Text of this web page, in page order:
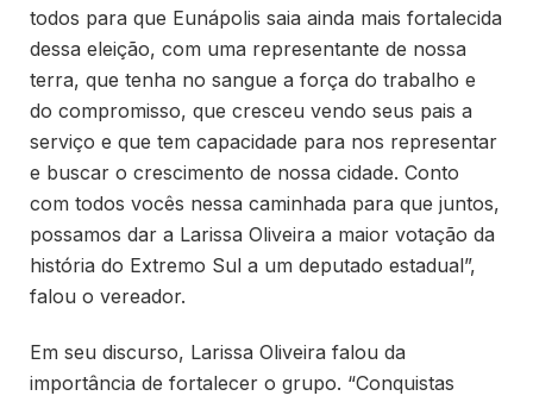
todos para que Eunápolis saia ainda mais fortalecida
dessa eleição, com uma representante de nossa
terra, que tenha no sangue a força do trabalho e
do compromisso, que cresceu vendo seus pais a
serviço e que tem capacidade para nos representar
e buscar o crescimento de nossa cidade. Conto
com todos vocês nessa caminhada para que juntos,
possamos dar a Larissa Oliveira a maior votação da
história do Extremo Sul a um deputado estadual”,
falou o vereador.
Em seu discurso, Larissa Oliveira falou da
importância de fortalecer o grupo. “Conquistas